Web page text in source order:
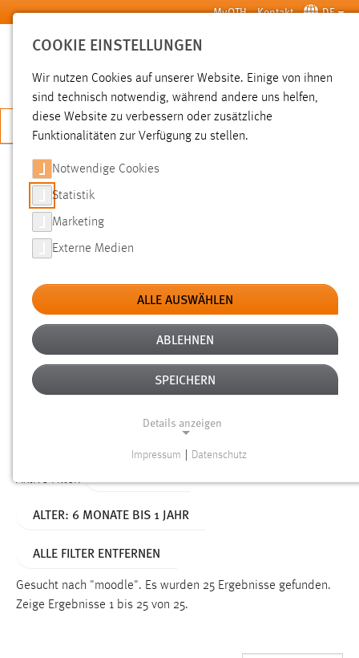
Zum Hauptinhalt springen MyOTH Kontakt DE
SUCHE
JETZT BEWERBEN
SUCHE
FILTER
Typ
Erstellungsdatum
Alter
Aktive Filter:
ALTER: 6 MONATE BIS 1 JAHR
ALLE FILTER ENTFERNEN
Gesucht nach "moodle". Es wurden 25 Ergebnisse gefunden.
Zeige Ergebnisse 1 bis 25 von 25.
COOKIE EINSTELLUNGEN
Wir nutzen Cookies auf unserer Website. Einige von ihnen
sind technisch notwendig, während andere uns helfen,
diese Website zu verbessern oder zusätzliche
Funktionalitäten zur Verfügung zu stellen.
Notwendige Cookies
Statistik
Marketing
Externe Medien
ALLE AUSWÄHLEN
ABLEHNEN
SPEICHERN
Details anzeigen
Funktionen und sind für die einwandfreie Funktion der
Name:
Impressum Datenschutz